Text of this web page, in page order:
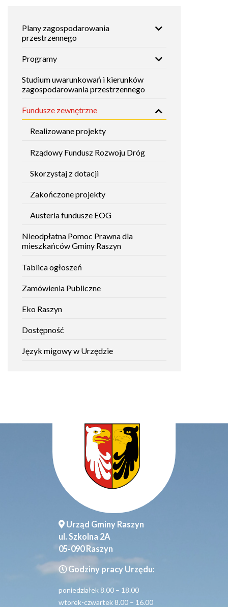
nawigacja
Plany zagospodarowania
przestrzennego
Programy
Studium uwarunkowań i kierunków
zagospodarowania przestrzennego
Fundusze zewnętrzne
Realizowane projekty
Rządowy Fundusz Rozwoju Dróg
Skorzystaj z dotacji
Zakończone projekty
Austeria fundusze EOG
Nieodpłatna Pomoc Prawna dla
mieszkańców Gminy Raszyn
Tablica ogłoszeń
Will
in
window
Zamówienia Publiczne
Eko Raszyn
Dostępność
Język migowy w Urzędzie
Urząd Gminy Raszyn
ul. Szkolna 2A
05-090 Raszyn
Godziny pracy Urzędu:
poniedziałek 8.00 – 18.00
wtorek-czwartek 8.00 – 16.00